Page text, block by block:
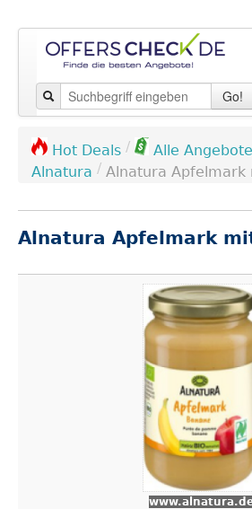
Go!
Hot Deals / Alle
Alnatura / Alnatura Apfelmark
Alnatura Apfelmark